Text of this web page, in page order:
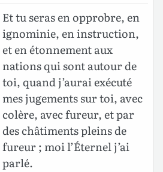
Et tu seras en opprobre, en
ignominie, en instruction,
et en étonnement aux
nations qui sont autour de
toi, quand j’aurai exécuté
mes jugements sur toi, avec
colère, avec fureur, et par
des châtiments pleins de
fureur ; moi l’Éternel j’ai
parlé.